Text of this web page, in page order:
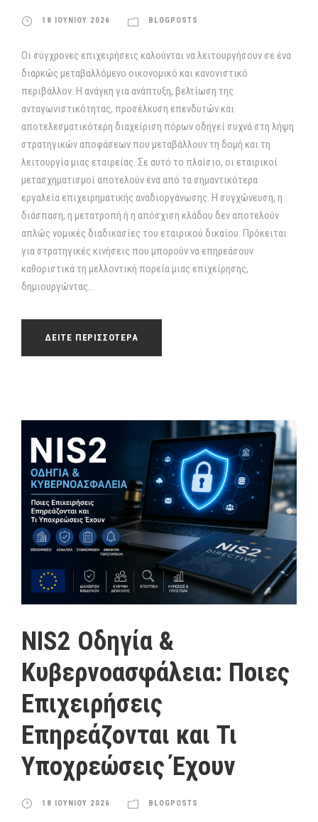
18 ΙΟΥΝΙΟΥ 2026 BLOGPOSTS
Οι σύγχρονες επιχειρήσεις καλούνται να λειτουργήσουν σε ένα
διαρκώς μεταβαλλόμενο οικονομικό και κανονιστικό
περιβάλλον. Η ανάγκη για ανάπτυξη, βελτίωση της
ανταγωνιστικότητας, προσέλκυση επενδυτών και
αποτελεσματικότερη διαχείριση πόρων οδηγεί συχνά στη λήψη
στρατηγικών αποφάσεων που μεταβάλλουν τη δομή και τη
λειτουργία μιας εταιρείας. Σε αυτό το πλαίσιο, οι εταιρικοί
μετασχηματισμοί αποτελούν ένα από τα σημαντικότερα
εργαλεία επιχειρηματικής αναδιοργάνωσης. Η συγχώνευση, η
διάσπαση, η μετατροπή ή η απόσχιση κλάδου δεν αποτελούν
απλώς νομικές διαδικασίες του εταιρικού δικαίου. Πρόκειται
για στρατηγικές κινήσεις που μπορούν να επηρεάσουν
καθοριστικά τη μελλοντική πορεία μιας επιχείρησης,
δημιουργώντας...
ΔΕΙΤΕ ΠΕΡΙΣΣΟΤΕΡΑ
NIS2 Οδηγία &
Κυβερνοασφάλεια: Ποιες
Επιχειρήσεις
Επηρεάζονται και Τι
Υποχρεώσεις Έχουν
18 ΙΟΥΝΙΟΥ 2026 BLOGPOSTS